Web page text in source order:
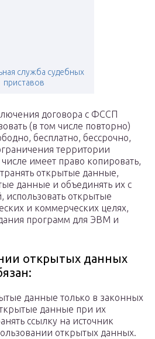
служба судебных
приставов
договора с ФССП
(в том числе повторно)
бесплатно, бессрочно,
территории
имеет право копировать,
открытые данные,
данные и объединять их с
открытые
и коммерческих целях,
программ для ЭВМ и
открытых данных
данные только в законных
данные при их
ссылку на источник
открытых данных.